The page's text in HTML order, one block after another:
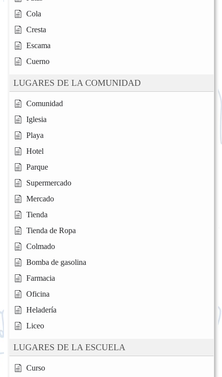
Cola
Cresta
Escama
Cuerno
LUGARES DE LA COMUNIDAD
Comunidad
Iglesia
Playa
Hotel
Parque
Supermercado
Mercado
Tienda
Tienda de Ropa
Colmado
Bomba de gasolina
Farmacia
Oficina
Heladería
Liceo
LUGARES DE LA ESCUELA
Curso